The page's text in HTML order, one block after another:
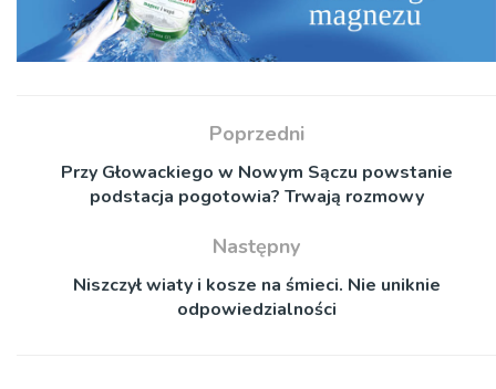
Poprzedni
Przy Głowackiego w Nowym Sączu powstanie
podstacja pogotowia? Trwają rozmowy
Następny
Niszczył wiaty i kosze na śmieci. Nie uniknie
odpowiedzialności